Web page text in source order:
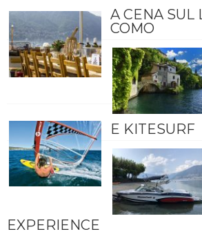
A CENA SUL
COMO
E KITESURF
EXPERIENCE